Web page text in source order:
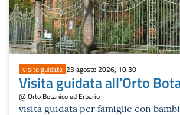
visite guidate 23 agosto 2026, 10:30
Visita guidata all'Orto
Erbario
@ Orto Botanico ed Erbario
visita guidata per famiglie con